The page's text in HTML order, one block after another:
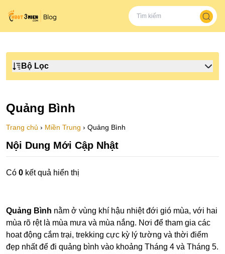
Bộ Lọc
Quảng Bình
Trang chủ › Miền Trung › Quảng Bình
Nội Dung Mới Cập Nhật
Có 0 kết quả hiển thị
Quảng Bình nằm ở vùng khí hậu nhiệt đới gió mùa, với hai
mùa rõ rệt là mùa mưa và mùa nắng. Nơi để tham gia các
hoat động cắm trại, trekking cực kỳ lý tường và thời điểm
đẹp nhất để đi quảng bình vào khoảng Tháng 4 và Tháng 5.